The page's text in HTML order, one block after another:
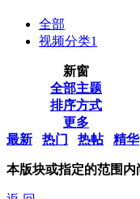
全部
视频分类1
新窗
全部主题
排序方式
更多
最新
热门 热帖 精华
本版块或指定的范围内